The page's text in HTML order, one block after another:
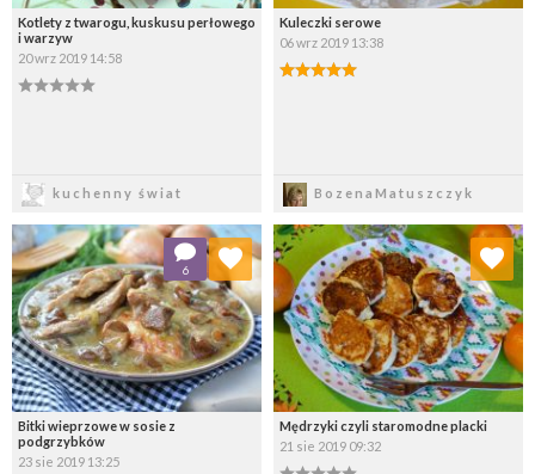
Kotlety z twarogu, kuskusu perłowego
i warzyw
20 wrz 2019 14:58
kuchenny świat
Kuleczki serowe
06 wrz 2019 13:38
BozenaMatuszczyk
Bitki wieprzowe w sosie z
podgrzybków
23 sie 2019 13:25
6
Dodaj do ulubionych
Wybierz listę:
Mędrzyki czyli staromodne placki
21 sie 2019 09:32
Dodaj do ulubionych
Wybierz listę: